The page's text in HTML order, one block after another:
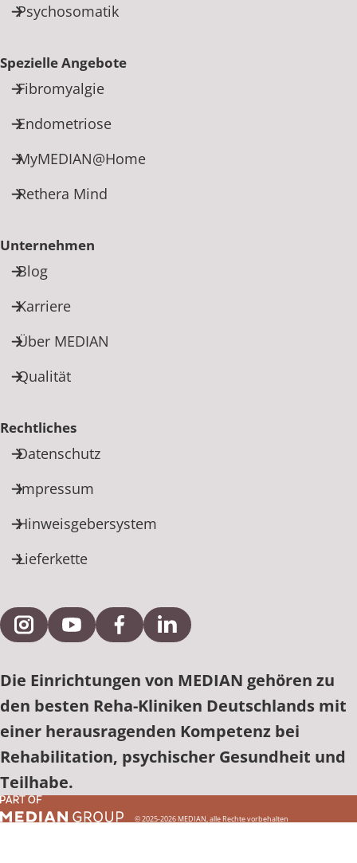
Psychosomatik
Spezielle Angebote
Fibromyalgie
Endometriose
MyMEDIAN@Home
Rethera Mind
Unternehmen
Blog
Karriere
Über MEDIAN
Qualität
Rechtliches
Datenschutz
Impressum
Hinweisgebersystem
Lieferkette
Externe Verlinkung zu Instagram
Externe Verlinkung zu YouTube
Externe Verlinkung zu Facebook
Externe Verlinkung zu
Die Einrichtungen von MEDIAN gehören zu
den besten Reha-Kliniken Deutschlands mit
einer herausragenden Kompetenz bei
Rehabilitation, psychischer Gesundheit und
Teilhabe.
© 2025-2026 MEDIAN, alle Rechte vorbehalten